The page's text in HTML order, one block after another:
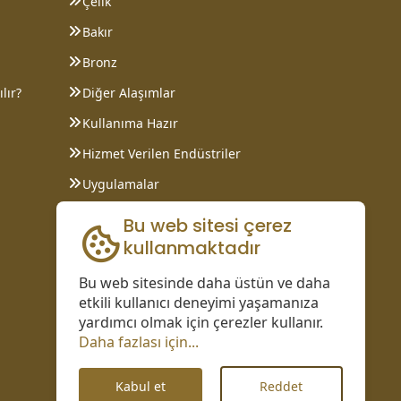
Bakır
Bronz
Diğer Alaşımlar
Kullanıma Hazır
Hizmet Verilen Endüstriler
Uygulamalar
Bu web sitesi çerez
kullanmaktadır
Bu web sitesinde daha üstün ve daha
etkili kullanıcı deneyimi yaşamanıza
yardımcı olmak için çerezler kullanır.
Daha fazlası için...
Kabul et Reddet